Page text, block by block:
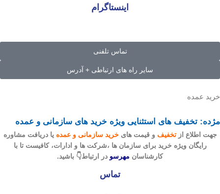
اینستاگرام
تماس تلفنی
سایر راه های ارتباطی + آدرس
خرید عمده
مژده: تخفیف های استثنایی ویژه خرید های سازمانی و عمده
جهت اطلاع ازتخفیف و قیمت هایخرید سازمانی و عمده یا دریافت مشاوره
رایگان ویژه خرید برای سازمان ها ،شرکت ها و ادارات، کافیست تا با
کارشناسان مهرسو در ارتباط👇 باشید.
تماس